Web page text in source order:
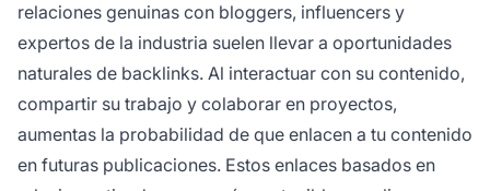
relaciones genuinas con bloggers, influencers y
expertos de la industria suelen llevar a oportunidades
naturales de backlinks. Al interactuar con su contenido,
compartir su trabajo y colaborar en proyectos,
aumentas la probabilidad de que enlacen a tu contenido
en futuras publicaciones. Estos enlaces basados en